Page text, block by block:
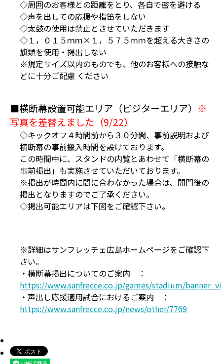
◇周囲のお客様との距離をとり、各自で密を避ける
◇声を出しての応援や指笛をしない
◇太鼓の使用は禁止とさせていただきます
◇１，０１５ｍｍ×１，５７５ｍｍを超える大きさの
旗類を使用・掲出しない
※規定サイズ以内のものでも、他のお客様への接触な
どに十分ご配慮 ください
■横断幕設置可能エリア（ビジターエリア） ※
写真を差替えました（9/22）
◇キックオフ４時間前から３０分間、事前説明および
横断幕の事前搬入時間を設けております。
この時間中に、スタンドの内覧とあわせて「横断幕の
事前掲出」も実施させていただいております。
※掲出が時間内に間に合わなかった場合は、開門後の
掲出となりますのでご了承ください。
◇掲出可能エリアは下図をご確認下さい。
※詳細はサンフレッチェ広島ホームページをご確認下
さい。
・横断幕掲出についてのご案内 ：
https://www.sanfrecce.co.jp/games/stadium/
・声出し応援適用試合におけるご案内 ：
https://www.sanfrecce.co.jp/news/other/7769